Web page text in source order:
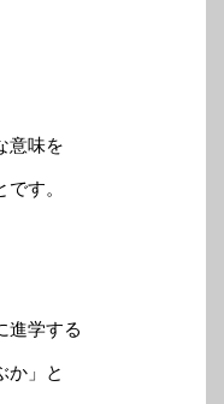
意味を
す。
進学する
か」と